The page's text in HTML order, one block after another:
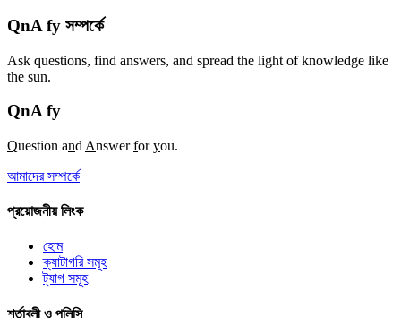
QnA fy সম্পর্কে
Ask questions, find answers, and spread the light of knowledge like
the sun.
QnAfy
Question and Answerforyou.
আমাদের সম্পর্কে
প্রয়োজনীয় লিংক
হোম
ক্যাটাগরি সমূহ
ট্যাগ সমূহ
শর্তাবলী ও পলিসি